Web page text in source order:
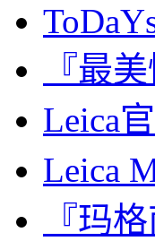
『最
Leica
Leica
『玛